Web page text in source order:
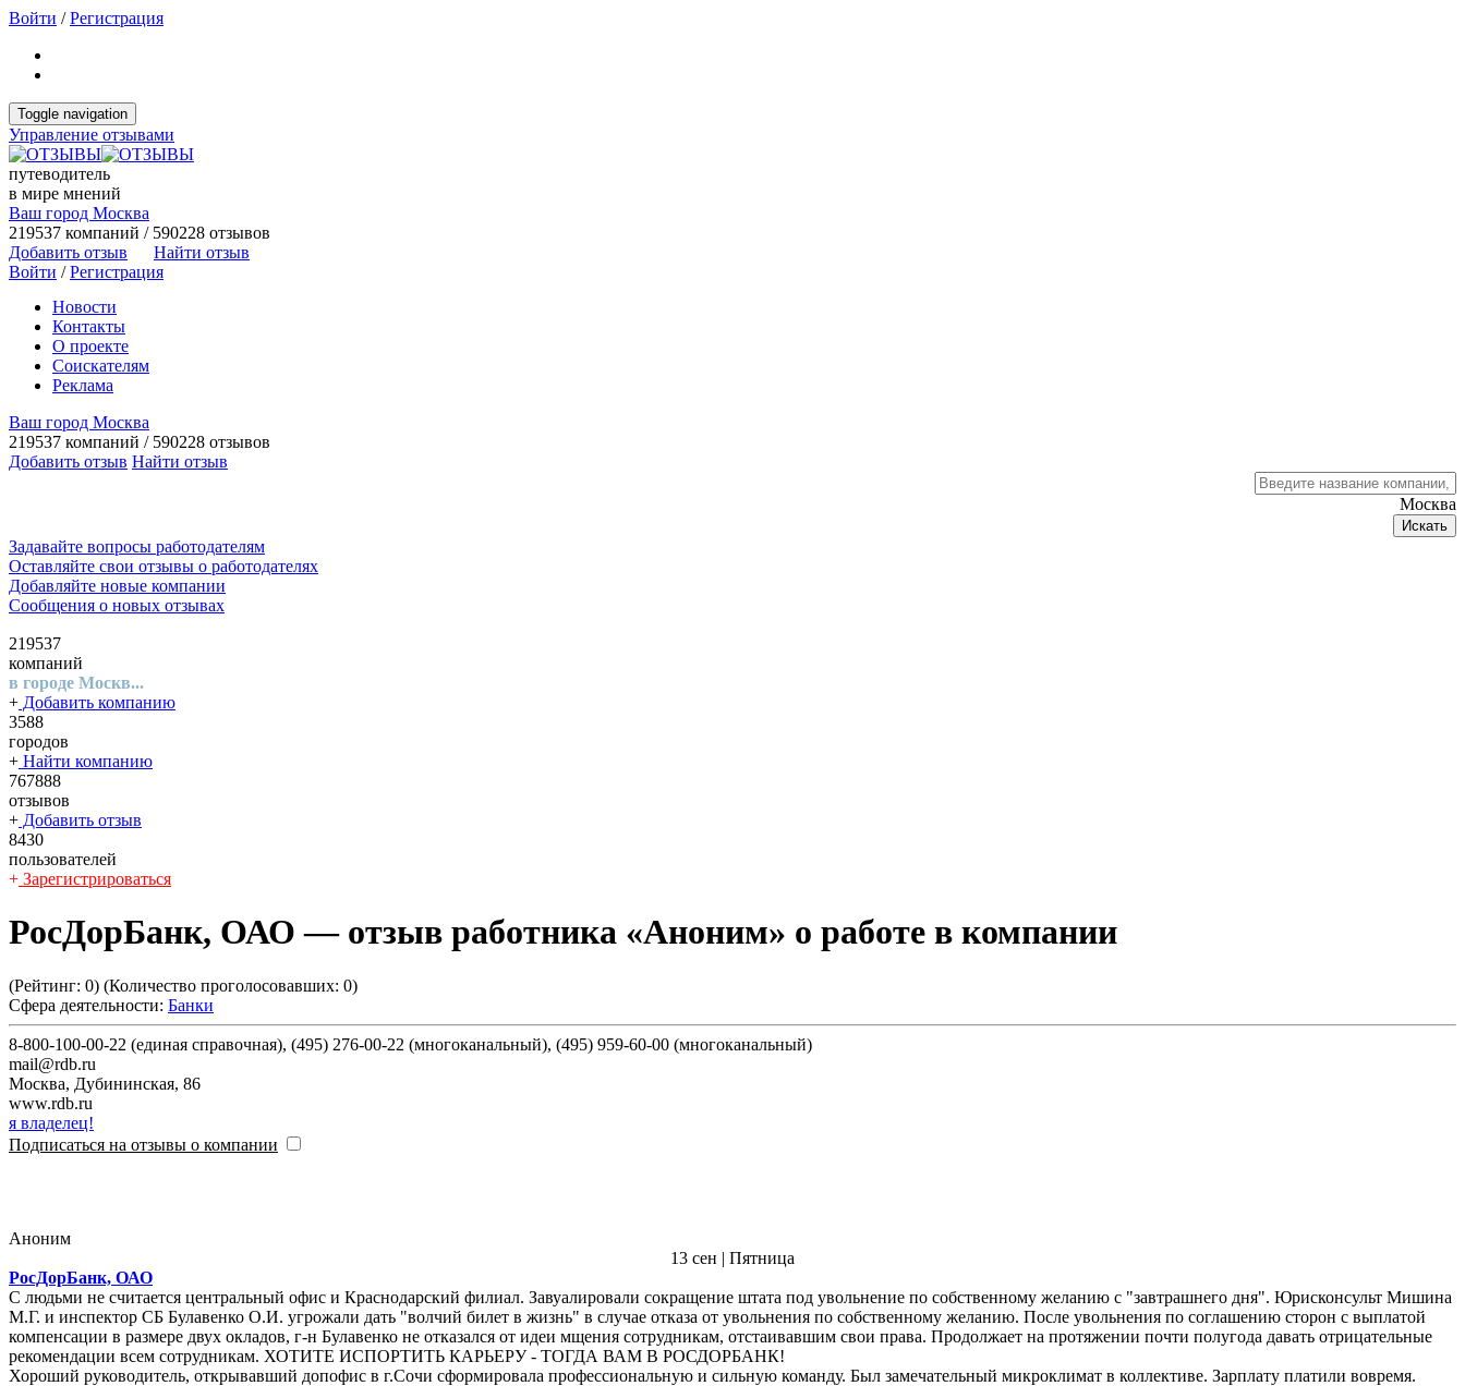
Войти /Регистрация
Toggle navigation
Управление отзывами
путеводитель
в мире мнений
Ваш город Москва
219537 компаний / 590228 отзывов
Добавить отзыв
Найти отзыв
Войти /Регистрация
Новости
Контакты
О проекте
Соискателям
Реклама
Ваш город Москва
219537 компаний / 590228 отзывов
Добавить отзыв Найти отзыв
Москва
Искать
Задавайте вопросы работодателям
Оставляйте свои отзывы о работодателях
Добавляйте новые компании
Сообщения о новых отзывах
219537
компаний
в городе Москв...
+ Добавить компанию
3588
городов
+ Найти компанию
767888
отзывов
+ Добавить отзыв
8430
пользователей
+ Зарегистрироваться
РосДорБанк, ОАО — отзыв работника «Аноним» о работе в компании
(Рейтинг: 0) (Количество проголосовавших: 0)
Сфера деятельности: Банки
8-800-100-00-22 (единая справочная), (495) 276-00-22 (многоканальный), (495) 959-60-00 (многоканальный)
mail@rdb.ru
Москва, Дубининская, 86
www.rdb.ru
я владелец!
Подписаться на отзывы о компании
Аноним
13 сен | Пятница
РосДорБанк, ОАО
С людьми не считается центральный офис и Краснодарский филиал. Завуалировали сокращение штата под увольнение по собственному желанию с "завтрашнего дня". Юрисконсульт Мишина
М.Г. и инспектор СБ Булавенко О.И. угрожали дать "волчий билет в жизнь" в случае отказа от увольнения по собственному желанию. После увольнения по соглашению сторон с выплатой
компенсации в размере двух окладов, г-н Булавенко не отказался от идеи мщения сотрудникам, отстаивавшим свои права. Продолжает на протяжении почти полугода давать отрицательные
рекомендации всем сотрудникам. ХОТИТЕ ИСПОРТИТЬ КАРЬЕРУ - ТОГДА ВАМ В РОСДОРБАНК!
Хороший руководитель, открывавший допофис в г.Сочи сформировала профессиональную и сильную команду. Был замечательный микроклимат в коллективе. Зарплату платили вовремя.